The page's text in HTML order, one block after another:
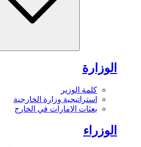
الوزارة
كلمة الوزير
استراتيجية وزارة الخارجية
بعثات الإمارات في الخارج
الوزراء